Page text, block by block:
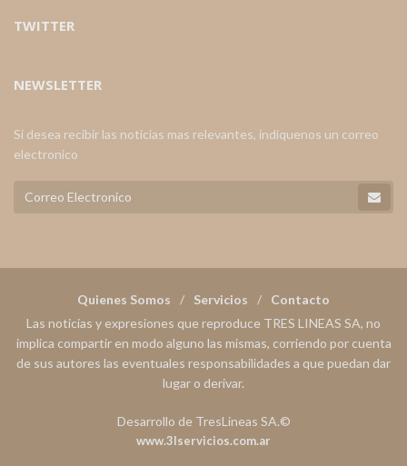
TWITTER
NEWSLETTER
Si desea recibir las noticias mas relevantes, indiquenos un correo
electronico
Quienes Somos Servicios
Contacto
Las noticias y expresiones que reproduce TRES LINEAS SA, no
implica compartir en modo alguno las mismas, corriendo por cuenta
de sus autores las eventuales responsabilidades a que puedan dar
lugar o derivar.
Desarrollo de TresLineas SA.©
www.3lservicios.com.ar